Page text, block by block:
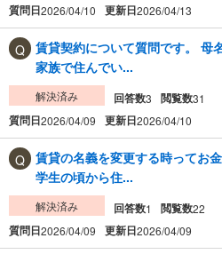
質問日2026/04/10 更新日2026/04/13
賃貸契約について質問です。 母
家族で住んでい...
解決済み 回答数3 閲覧数31
質問日2026/04/09 更新日2026/04/10
賃貸の名義を変更する時ってお
学生の頃から住...
解決済み 回答数1 閲覧数22
質問日2026/04/09 更新日2026/04/09